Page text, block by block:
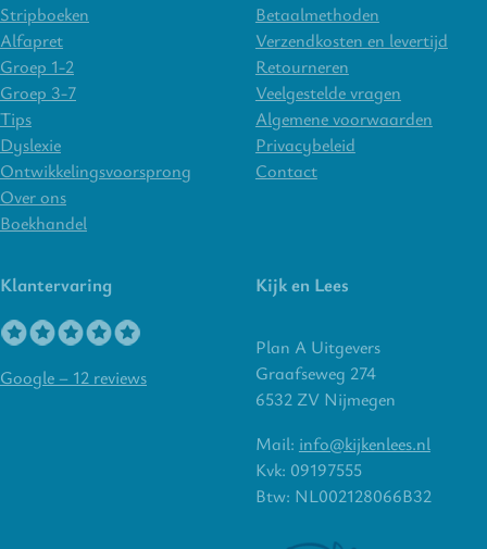
Stripboeken
Alfapret
Groep 1-2
Groep 3-7
Tips
Dyslexie
Ontwikkelingsvoorsprong
Over ons
Boekhandel
Betaalmethoden
Verzendkosten en levertijd
Retourneren
Veelgestelde vragen
Algemene voorwaarden
Privacybeleid
Contact
Klantervaring
Google – 12 reviews
Kijk en Lees
Plan A Uitgevers
Graafseweg 274
6532 ZV Nijmegen
Mail: info@kijkenlees.nl
Kvk: 09197555
Btw: NL002128066B32